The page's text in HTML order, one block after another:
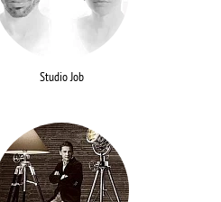
Studio Job